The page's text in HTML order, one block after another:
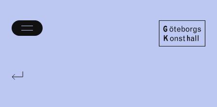
Öppna/stäng